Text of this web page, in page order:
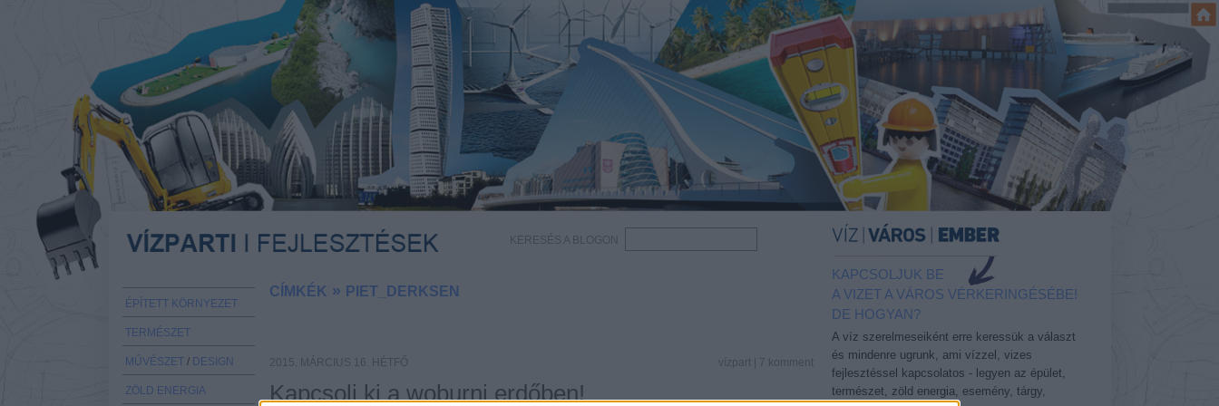
KERESÉS A BLOGON
KAPCSOLJUK BE
A VIZET A VÁROS VÉRKERINGÉSÉBE!
DE HOGYAN?
A víz szerelmeseiként erre keressük a választ
és mindenre ugrunk, ami vízzel, vizes
fejlesztéssel kapcsolatos - legyen az épület,
természet, zöld energia, esemény, tárgy,
ÉPÍTETT KÖRNYEZET
TERMÉSZET
MŰVÉSZET / DESIGN
ZÖLD ENERGIA
CÍMKÉK » PIET_DERKSEN
2015. MÁRCIUS 16. HÉTFŐ vízpart 7 komment
Kapcsolj ki a woburni erdőben!